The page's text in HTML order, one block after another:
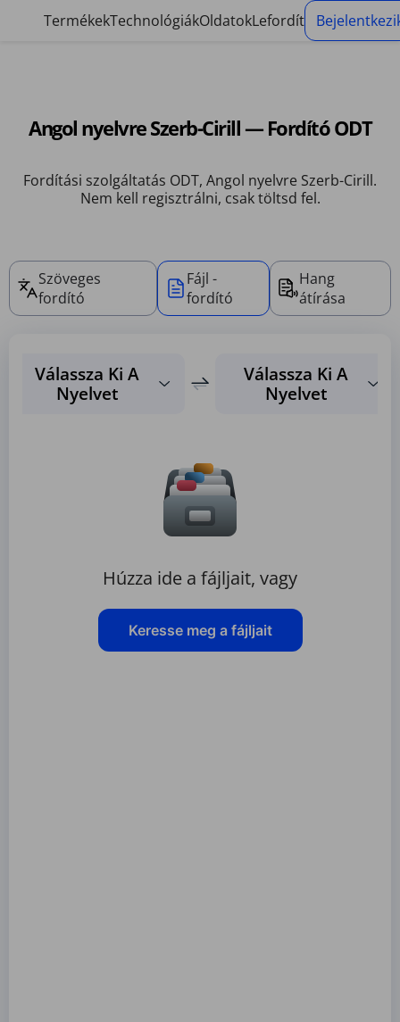
TermékekTechnológiákOldatokLefordít
Angol nyelvre Szerb-Cirill — Fordító ODT
Fordítási szolgáltatás ODT, Angol nyelvre Szerb-Cirill.
Nem kell regisztrálni, csak töltsd fel.
Szöveges
fordító
Fájl -
fordító
Hang
átírása
Válassza Ki A
Nyelvet
Válassza Ki A
Nyelvet
Húzza ide a fájljait, vagy
Keresse meg a fájljait